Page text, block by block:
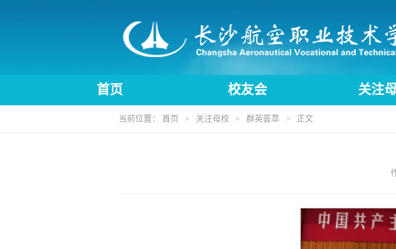
首页 校友会 关注
当前位置： 首页 > 关注母校 > 群英荟萃 > 正文